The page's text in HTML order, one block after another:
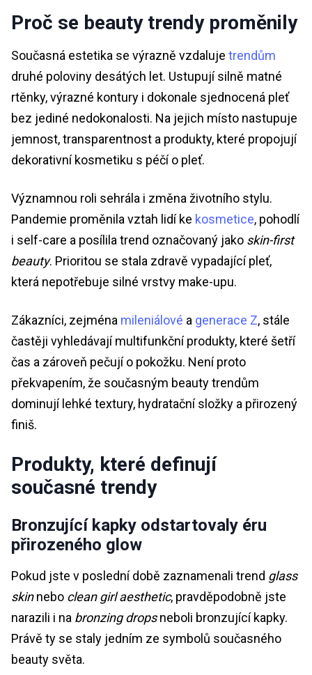
Proč se beauty trendy proměnily
Současná estetika se výrazně vzdaluje trendům
druhé poloviny desátých let. Ustupují silně matné
rtěnky, výrazné kontury i dokonale sjednocená pleť
bez jediné nedokonalosti. Na jejich místo nastupuje
jemnost, transparentnost a produkty, které propojují
dekorativní kosmetiku s péčí o pleť.
Významnou roli sehrála i změna životního stylu.
Pandemie proměnila vztah lidí ke kosmetice, pohodlí
i self-care a posílila trend označovaný jako skin-first
beauty. Prioritou se stala zdravě vypadající pleť,
která nepotřebuje silné vrstvy make-upu.
Zákazníci, zejména mileniálové a generace Z, stále
častěji vyhledávají multifunkční produkty, které šetří
čas a zároveň pečují o pokožku. Není proto
překvapením, že současným beauty trendům
dominují lehké textury, hydratační složky a přirozený
finiš.
Produkty, které definují
současné trendy
Bronzující kapky odstartovaly éru
přirozeného glow
Pokud jste v poslední době zaznamenali trend glass
skinnebo clean girl aesthetic, pravděpodobně jste
narazili i na bronzing dropsneboli bronzující kapky.
Právě ty se staly jedním ze symbolů současného
beauty světa.